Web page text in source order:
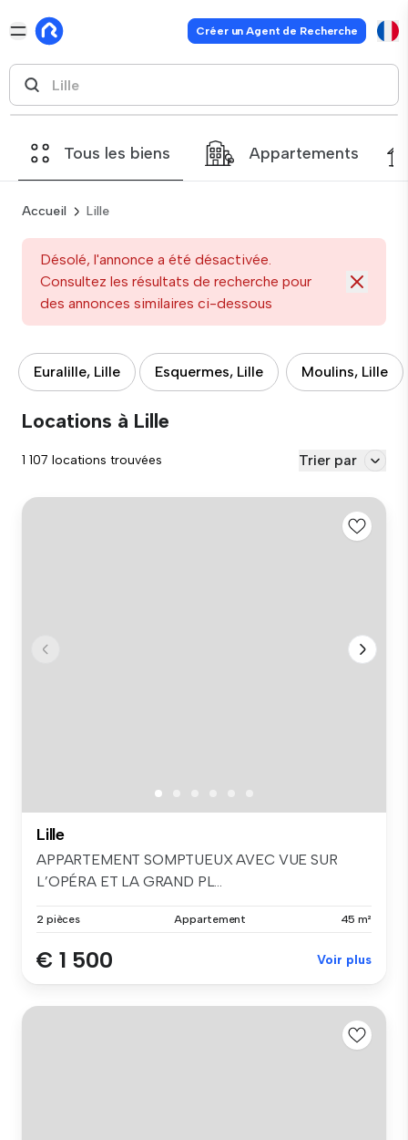
Créer un Agent de Recherche
Tous les biens Appartements
Accueil Lille
Désolé, l'annonce a été désactivée.
Consultez les résultats de recherche pour
des annonces similaires ci-dessous
Euralille, Lille Esquermes, Lille Moulins, Lille
Locations à Lille
1 107 locations trouvées Trier par
Lille
APPARTEMENT SOMPTUEUX AVEC VUE SUR
L’OPÉRA ET LA GRAND PL...
2 pièces Appartement 45 m²
€ 1 500 Voir plus